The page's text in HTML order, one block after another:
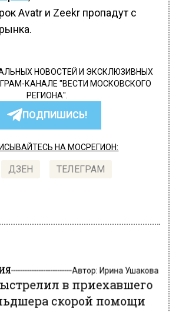
Avatr и Zeekr пропадут с
НОВОСТЕЙ И ЭКСКЛЮЗИВНЫХ
КАНАЛЕ "ВЕСТИ МОСКОВСКОГО
РЕГИОНА".
ПОДПИШИСЬ!
НА МОСРЕГИОН:
ДЗЕН ТЕЛЕГРАМ
в приехавшего
скорой помощи